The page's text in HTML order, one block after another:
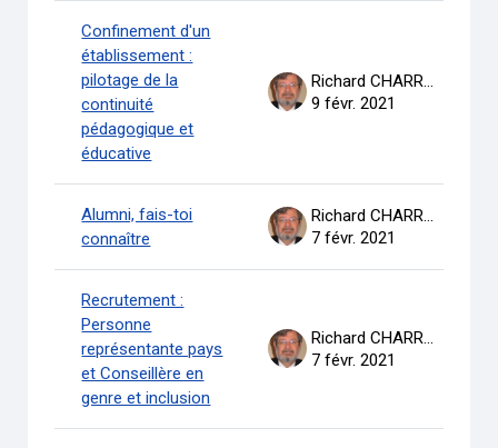
Confinement d'un
établissement :
pilotage de la
continuité
pédagogique et
éducative
Richard CHARRON
9 févr. 2021
Alumni, fais-toi
connaître
Richard CHARRON
7 févr. 2021
Recrutement :
Personne
représentante pays
et Conseillère en
genre et inclusion
Richard CHARRON
7 févr. 2021